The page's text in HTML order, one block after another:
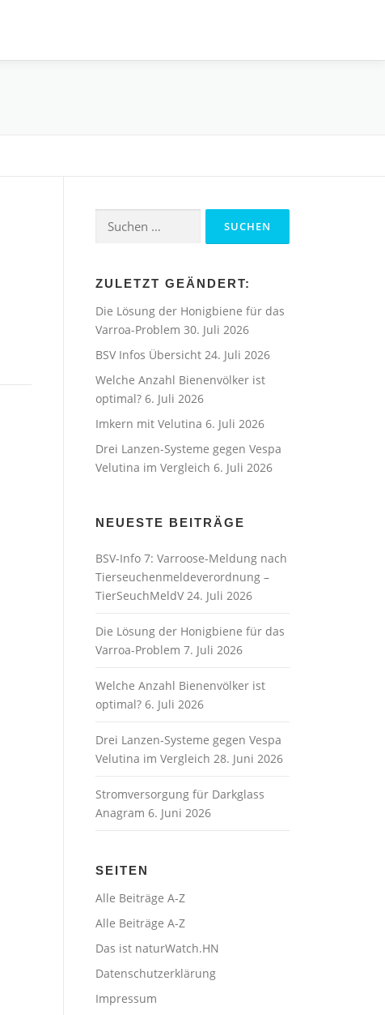
Suchen
nach:
ZULETZT GEÄNDERT:
Die Lösung der Honigbiene für das
Varroa-Problem 30. Juli 2026
BSV Infos Übersicht 24. Juli 2026
Welche Anzahl Bienenvölker ist
optimal? 6. Juli 2026
Imkern mit Velutina 6. Juli 2026
Drei Lanzen-Systeme gegen Vespa
Velutina im Vergleich 6. Juli 2026
NEUESTE BEITRÄGE
BSV-Info 7: Varroose-Meldung nach
Tierseuchenmeldeverordnung –
TierSeuchMeldV 24. Juli 2026
Die Lösung der Honigbiene für das
Varroa-Problem 7. Juli 2026
Welche Anzahl Bienenvölker ist
optimal? 6. Juli 2026
Drei Lanzen-Systeme gegen Vespa
Velutina im Vergleich 28. Juni 2026
Stromversorgung für Darkglass
Anagram 6. Juni 2026
SEITEN
Alle Beiträge A-Z
Alle Beiträge A-Z
Das ist naturWatch.HN
Datenschutzerklärung
Impressum